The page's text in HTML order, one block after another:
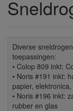
Diverse
toepassingen:
• Colop 809 inkt:
• Noris #191 inkt:
papier,
• Noris #196 inkt:
rubber en glas